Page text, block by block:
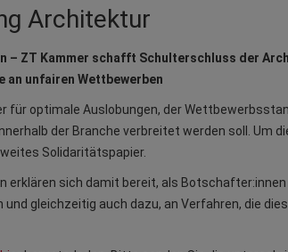
Architektur
ZT Kammer schafft Schulterschluss der
unfairen Wettbewerben
für optimale Auslobungen, der
der Branche verbreitet werden soll. Um
Solidaritätspapier.
erklären sich damit bereit, als
gleichzeitig auch dazu, an Verfahren, die